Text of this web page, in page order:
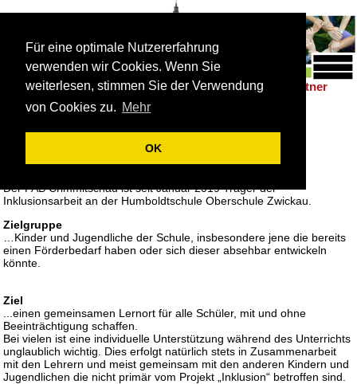
Für eine optimale Nutzererfahrung
verwenden wir Cookies. Wenn Sie
weiterlesen, stimmen Sie der Verwendung
von Cookies zu. Mehr
OK
Schulleben |Förderung | Berufsorientierung Partner
Inklusionsassistenz
Du. Ich. Wir. – Inklusion geht alle
etwas an!
Der FAB Crimmitschau ist seit Januar 2019 Träger der
Inklusionsarbeit an der Humboldtschule Oberschule Zwickau.
Zielgruppe
…Kinder und Jugendliche der Schule, insbesondere jene die bereits
einen Förderbedarf haben oder sich dieser absehbar entwickeln
könnte.
Ziel
...einen gemeinsamen Lernort für alle Schüler, mit und ohne
Beeinträchtigung schaffen.
Bei vielen ist eine individuelle Unterstützung während des Unterrichts
unglaublich wichtig. Dies erfolgt natürlich stets in Zusammenarbeit
mit den Lehrern und meist gemeinsam mit den anderen Kindern und
Jugendlichen die nicht primär vom Projekt „Inklusion“ betroffen sind.